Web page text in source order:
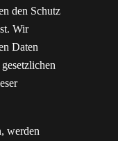
den Schutz
Wir
Daten
werden